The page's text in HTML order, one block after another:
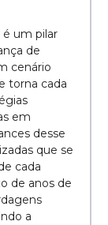
é um pilar
de
cenário
torna cada
em
desse
que se
cada
de anos de
a